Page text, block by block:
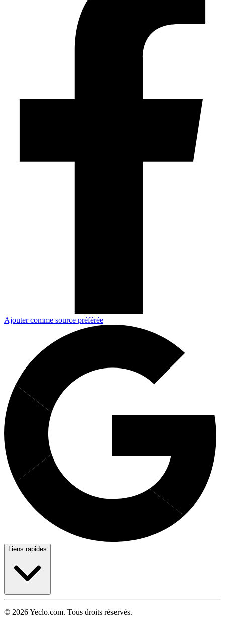
Ajouter comme source préférée
Liens rapides
© 2026 Yeclo.com. Tous droits réservés.